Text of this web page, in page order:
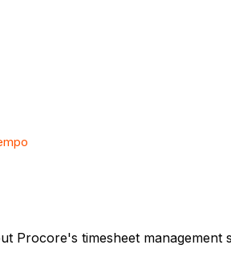
Procore's timesheet